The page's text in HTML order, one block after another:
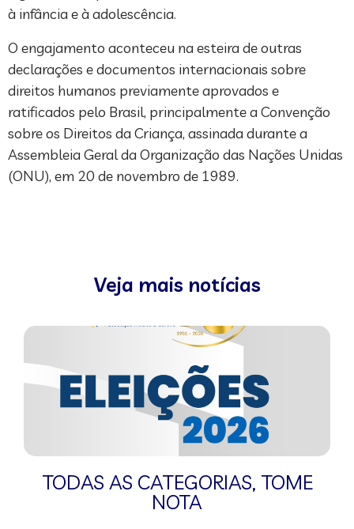
à infância e à adolescência.
O engajamento aconteceu na esteira de outras
declarações e documentos internacionais sobre
direitos humanos previamente aprovados e
ratificados pelo Brasil, principalmente a Convenção
sobre os Direitos da Criança, assinada durante a
Assembleia Geral da Organização das Nações Unidas
(ONU), em 20 de novembro de 1989.
Veja mais notícias
TODAS AS CATEGORIAS, TOME
NOTA